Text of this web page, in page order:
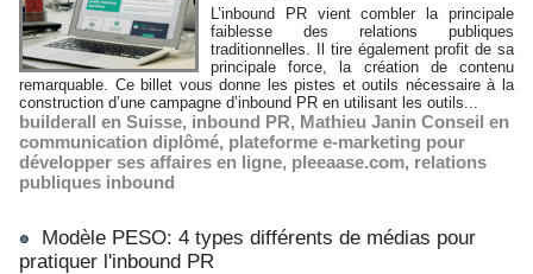
L’inbound PR vient combler la principale
faiblesse des relations publiques
traditionnelles. Il tire également profit de sa
principale force, la création de contenu
remarquable. Ce billet vous donne les pistes et outils nécessaire à la
construction d’une campagne d’inbound PR en utilisant les outils...
builderall en Suisse, inbound PR, Mathieu Janin Conseil en
communication diplômé, plateforme e-marketing pour
développer ses affaires en ligne, pleeaase.com, relations
publiques inbound
Modèle PESO: 4 types différents de médias pour
pratiquer l'inbound PR